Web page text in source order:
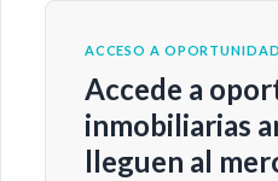
ACCESO A
Accede a
inmobiliarias
lleguen al